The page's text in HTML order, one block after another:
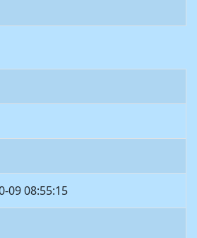
09 08:55:15